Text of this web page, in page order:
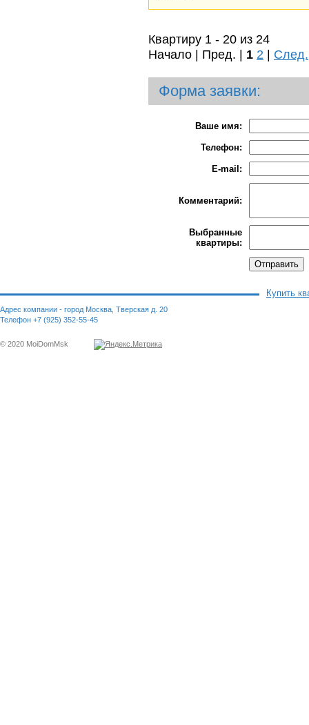
Квартиру 1 - 20 из 24
Начало | Пред. | 1 2 | След.
Форма заявки:
Ваше имя:
Телефон:
E-mail:
Комментарий:
Выбранные
квартиры:
Купить
Адрес компании - город Москва, Тверская д. 20
Телефон +7 (925) 352-55-45
© 2020 MoiDomMsk